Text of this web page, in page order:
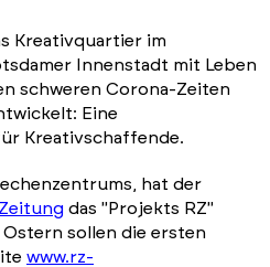
Kreativquartier im
Innenstadt mit Leben
schweren Corona-Zeiten
Eine
Kreativschaffende.
hat der
das "Projekts RZ"
sollen die ersten
www.rz-